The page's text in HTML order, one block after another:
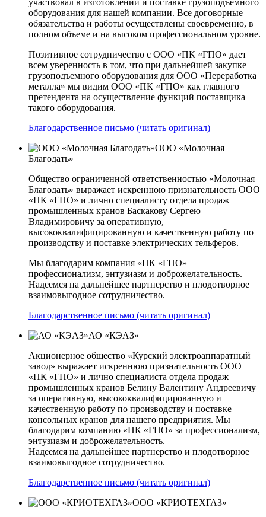
участвовал в изготовлении и поставке грузоподъемного
оборудования для нашей компании. Все договорные
обязательства и работы осуществлены своевременно, в
полном объеме и на высоком профессиональном уровне.
Позитивное сотрудничество с ООО «ПК «ГПО» дает
всем уверенность в том, что при дальнейшей закупке
грузоподъемного оборудования для ООО «Переработка
металла» мы видим ООО «ПК «ГПО» как главного
претендента на осуществление функций поставщика
такого оборудования.
Благодарственное письмо (читать оригинал)
ООО «Молочная
Благодать»
Общество ограниченной ответственностью «Молочная
Благодать» выражает искреннюю признательность ООО
«ПК «ГПО» и лично специалисту отдела продаж
промышленных кранов Баскакову Сергею
Владимировичу за оперативную,
высококвалифицированную и качественную работу по
производству и поставке электрических тельферов.
Мы благодарим компания «ПК «ГПО»
профессионализм, энтузиазм и доброжелательность.
Надеемся па дальнейшее партнерство и плодотворное
взаимовыгодное сотрудничество.
Благодарственное письмо (читать оригинал)
АО «КЭАЗ»
Акционерное общество «Курский электроаппаратный
завод» выражает искреннюю признательность ООО
«ПК «ГПО» и лично специалиста отдела продаж
промышленных кранов Белину Валентину Андреевичу
за оперативную, высококвалифицированную и
качественную работу по производству и поставке
консольных кранов для нашего предприятия. Мы
благодарим компанию «ПК «ГПО» за профессионализм,
энтузиазм и доброжелательность.
Надеемся на дальнейшее партнерство и плодотворное
взаимовыгодное сотрудничество.
Благодарственное письмо (читать оригинал)
ООО «КРИОТЕХГАЗ»